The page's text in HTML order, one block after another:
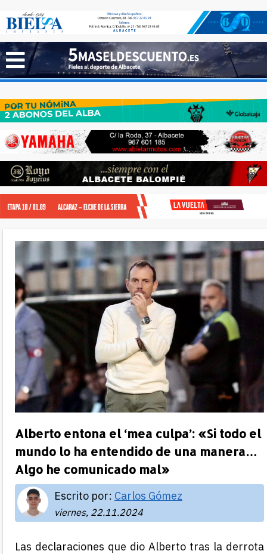
Alberto entona el ‘mea culpa’: «Si todo el
mundo lo ha entendido de una manera…
Algo he comunicado mal»
Escrito por: Carlos Gómez
viernes, 22.11.2024
Las declaraciones que dio Alberto tras la derrota